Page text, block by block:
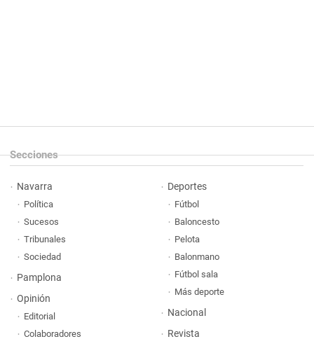
Secciones
Navarra
Política
Sucesos
Tribunales
Sociedad
Pamplona
Opinión
Editorial
Colaboradores
Deportes
Fútbol
Baloncesto
Pelota
Balonmano
Fútbol sala
Más deporte
Nacional
Revista